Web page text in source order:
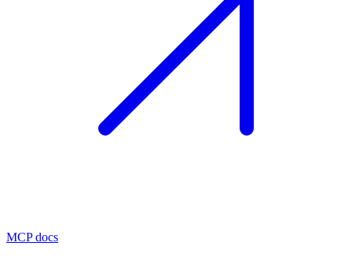
MCP docs